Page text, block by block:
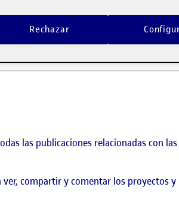
las publicaciones relacionadas con
compartir y comentar los proyectos y
Rechazar